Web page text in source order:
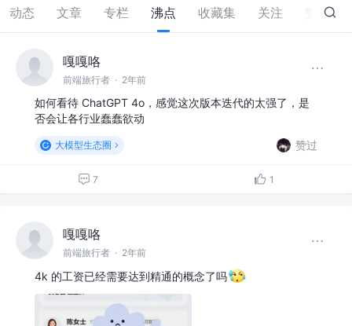
动态 文章 专栏 沸点 收藏集 关注 250
嘎嘎咯
前端旅行者 · 2年前
如何看待 ChatGPT 4o，感觉这次版本迭代的太强了，是
否会让各行业蠢蠢欲动
大模型生态圈 赞过
7 1
嘎嘎咯
前端旅行者 · 2年前
4k 的工资已经需要达到精通的概念了吗